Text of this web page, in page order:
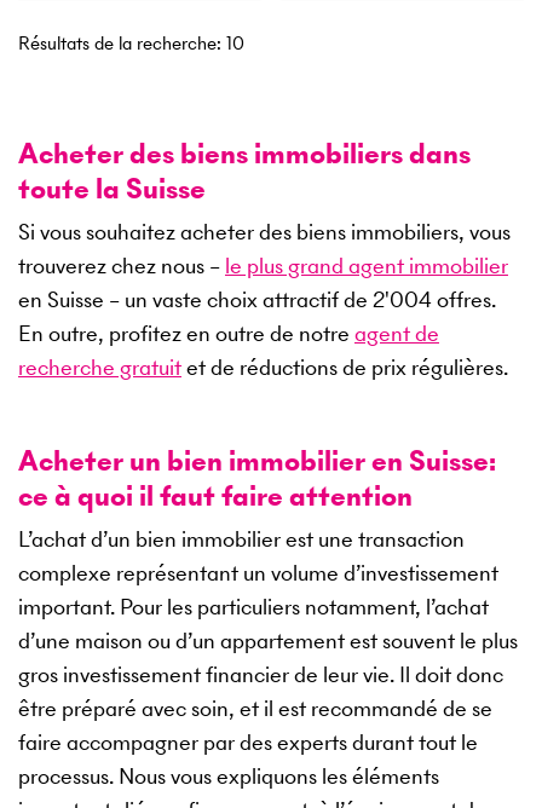
Résultats de la recherche: 10
Acheter des biens immobiliers dans
toute la Suisse
Si vous souhaitez acheter des biens immobiliers, vous
trouverez chez nous – le plus grand agent immobilier
en Suisse – un vaste choix attractif de 2'004offres.
En outre, profitez en outre de notre agent de
recherche gratuitet de réductions de prix régulières.
Acheter un bien immobilier en Suisse:
ce à quoi il faut faire attention
L’achat d’un bien immobilier est une transaction
complexe représentant un volume d’investissement
important. Pour les particuliers notamment, l’achat
d’une maison ou d’un appartement est souvent le plus
gros investissement financier de leur vie. Il doit donc
être préparé avec soin, et il est recommandé de se
faire accompagner par des experts durant tout le
processus. Nous vous expliquons les éléments